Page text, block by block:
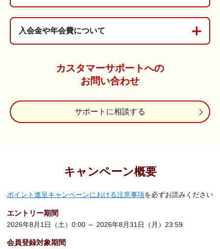
入会金や年会費について
カスタマーサポートへの
お問い合わせ
サポートに相談する
キャンペーン概要
ポイント進呈キャンペーンにおける注意事項を必ずお読みください
エントリー期間
2026年8月1日（土）0:00 ～ 2026年8月31日（月）23:59
会員登録対象期間